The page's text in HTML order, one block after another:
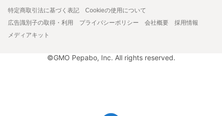
特定商取引法に基づく表記
Cookieの使用について
広告識別子の取得・利用
プライバシーポリシー 会社概要
採用情報
メディアキット
©GMO Pepabo, Inc. All rights reserved.